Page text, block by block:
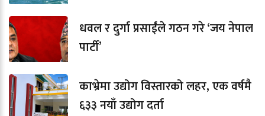
धवल र दुर्गा प्रसाईंले गठन गरे ‘जय नेपाल
पार्टी’
काभ्रेमा उद्योग विस्तारको लहर, एक वर्षमै
६३३ नयाँ उद्योग दर्ता